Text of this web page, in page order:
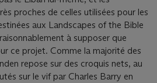
proches de celles utilisées pour les
aux Landscapes of the Bible
à supposer que
ce projet. Comme la majorité des
repose sur des croquis nets, au
sur le vif par Charles Barry en